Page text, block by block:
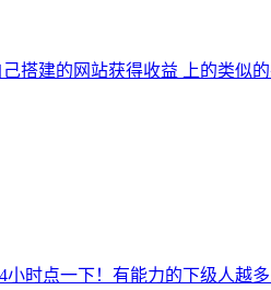
搭建的网站获得收益 上的类似
时点一下！有能力的下级人越